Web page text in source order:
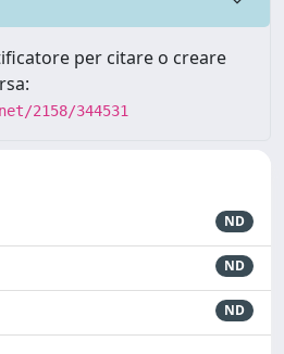
per citare o creare
2158/344531
ND
ND
ND